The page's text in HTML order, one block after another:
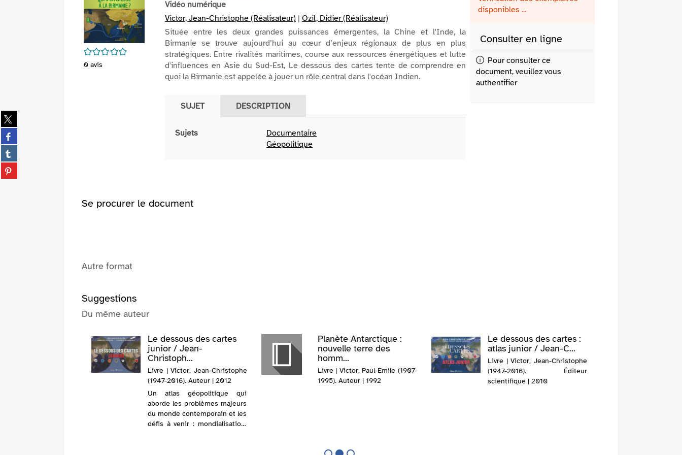
Partager
sur
twitter
(Nouvelle
fenêtre)
Partager
sur
facebook
(Nouvelle
fenêtre)
Partager
sur
tumblr
Partager
sur
/5
0 avis
Vidéo numérique
Victor, Jean-Christophe (Réalisateur) | Ozil, Didier (Réalisateur)
Située entre les deux grandes puissances émergentes, la Chine et l'Inde, la
Birmanie se trouve aujourd’hui au cœur d’enjeux régionaux de plus en plus
stratégiques. Entre rivalités maritimes, course aux ressources énergétiques et lutte
d'influences en Asie du Sud-Est, Le dessous des cartes tente de comprendre en
quoi la Birmanie est appelée à jouer un rôle central dans l'océan Indien.
SUJET DESCRIPTION
Sujets
Documentaire
Géopolitique
disponibles ...
Consulter en ligne
Pour consulter ce
document, veuillez vous
authentifier
Se procurer le document
Autre format
Suggestions
Du même auteur
Planète Antarctique :
nouvelle terre des
homm...
Livre | Victor, Paul-Emile (1907-
1995). Auteur | 1992
Le dessous des cartes :
atlas junior / Jean-C...
Livre | Victor, Jean-Christophe
(1947-2016). Éditeur
scientifique | 2010
Le dessous des cartes
junior / Jean-
Christoph...
Livre | Victor, Jean-Christophe
(1947-2016). Auteur | 2012
Un atlas géopolitique qui
aborde les problèmes majeurs
du monde contemporain et les
défis à venir : mondialisation,